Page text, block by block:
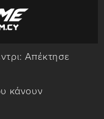
Απέκτησε
κάνουν